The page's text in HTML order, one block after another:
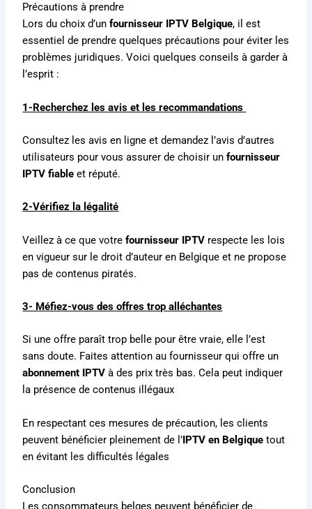
Précautions à prendre
Lors du choix d’unfournisseur IPTV Belgique, il est
essentiel de prendre quelques précautions pour éviter les
problèmes juridiques.Voici quelques conseils à garder à
l’esprit :
1-Recherchez les avis et les recommandations
Consultez les avis en ligne et demandez l’avis d’autres
utilisateurs pour vous assurer de choisir unfournisseur
IPTV fiable et réputé.
2-Vérifiez la légalité
Veillez à ce que votrefournisseur IPTV respecte les lois
en vigueur sur le droit d’auteur en Belgique et ne propose
pas de contenus piratés.
3- Méfiez-vous des offres trop alléchantes
Si une offre paraît trop belle pour être vraie, elle l’est
sans doute. Faites attention au fournisseur qui offre un
abonnement IPTV à des prix très bas. Cela peut indiquer
la présence de contenus illégaux
En respectant ces mesures de précaution, les clients
peuvent bénéficier pleinement de l’IPTV en Belgique tout
en évitant les difficultés légales
Conclusion
Les consommateurs belges peuvent bénéficier de